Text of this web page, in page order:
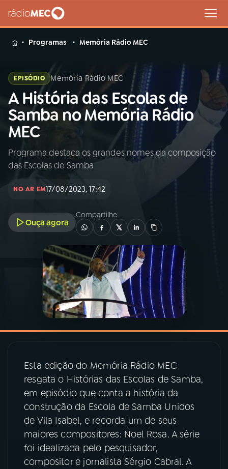
MENU
Buscar
na
Rádio
MEC
Buscar
Início AO VIVO
INÍCIO
A RÁDIO
PROGRAMAÇÃO
PROGRAMAS
PODCASTS
07ÚLTIMAS
08PRÊMIO RÁDIO MEC
ACOMPANHE A RÁDIO MEC
Programas Memória Rádio MEC
EPISÓDIO Memória Rádio MEC
A História das Escolas de
Samba no Memória Rádio
MEC
Programa destaca os grandes nomes da composição
das Escolas de Samba
NO AR EM17/08/2023, 17:42
Ouça agora
Compartilhe
Esta edição do Memória Rádio MEC
resgata o Histórias das Escolas de Samba,
em episódio que conta a história da
construção da Escola de Samba Unidos
de Vila Isabel, e recorda um de seus
maiores compositores: Noel Rosa. A série
foi idealizada pelo pesquisador,
compositor e jornalista Sérgio Cabral. A